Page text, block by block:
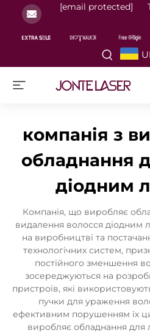
[email protected]
компанія з
обладнання
діодним
Компанія, що виробляє
видалення волосся діодним
на виробництві та
технологічних систем,
постійного зменшення
зосереджуються на
пристроїв, які
пучки для ураження
ефективним порушенням їх
виробляє обладнання для